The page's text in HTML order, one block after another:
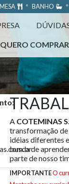
º BANHO
QUERO COMPRAR
:
A COTEMINAS
transformação de
idéias diferentes
busca de
parte de nosso
IMPORTANTEO